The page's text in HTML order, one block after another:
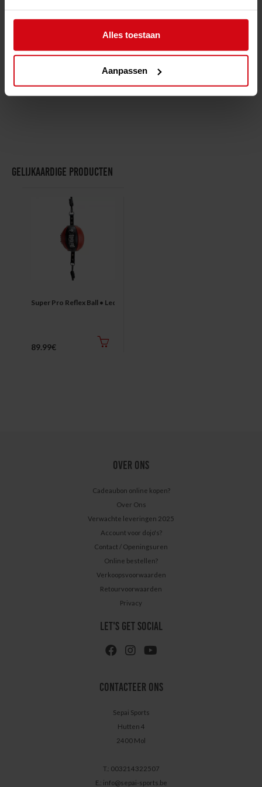
Alles toestaan
Aanpassen
Zware watergevulde basis met extra grote zuignappen voor optimale
stabiliteit
Perfect voor snelheid, nauwkeurigheid, reflex en
verdedigingstraining
Gelijkaardige producten
Super Pro Reflex Ball • Leder
89.99€
OVER ONS
Cadeaubon online kopen?
Over Ons
Verwachte leveringen 2025
Account voor dojo's?
Contact / Openingsuren
Online bestellen?
Verkoopsvoorwaarden
Retourvoorwaarden
Privacy
LET'S GET SOCIAL
CONTACTEER ONS
Sepai Sports
Hutten 4
2400 Mol
T.: 003214322507
E.: info@sepai-sports.be